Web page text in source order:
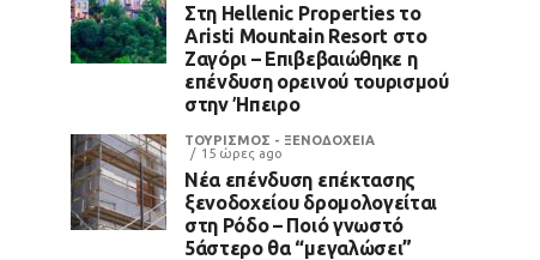
Στη Hellenic Properties το
Aristi Mountain Resort στο
Ζαγόρι – Επιβεβαιώθηκε η
επένδυση ορεινού τουρισμού
στην Ήπειρο
ΤΟΥΡΙΣΜΟΣ - ΞΕΝΟΔΟΧΕΙΑ
15 ώρες ago
Νέα επένδυση επέκτασης
ξενοδοχείου δρομολογείται
στη Ρόδο – Ποιό γνωστό
5άστερο θα “μεγαλώσει”